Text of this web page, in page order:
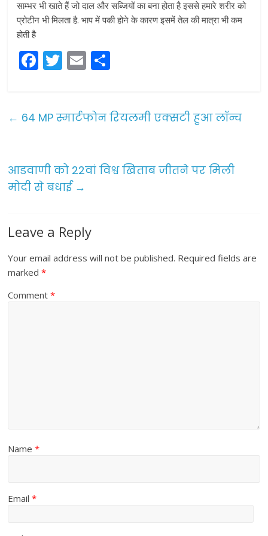
साम्भर भी खाते हैं जो दाल और सब्जियों का बना होता है इससे हमारे शरीर को
प्रोटीन भी मिलता है. भाप में पकी होने के कारण इसमें तेल की मात्रा भी कम
होती है
F
a
e
o
k
T
w
er
E
m
l e
← 64 MP स्मार्टफोन रियलमी एक्सटी हुआ लॉन्च
आडवाणी को 22वां विश्व खिताब जीतने पर मिली
मोदी से बधाई →
Leave a Reply
Your email address will not be published. Required fields are
marked*
Comment*
Name*
Email*